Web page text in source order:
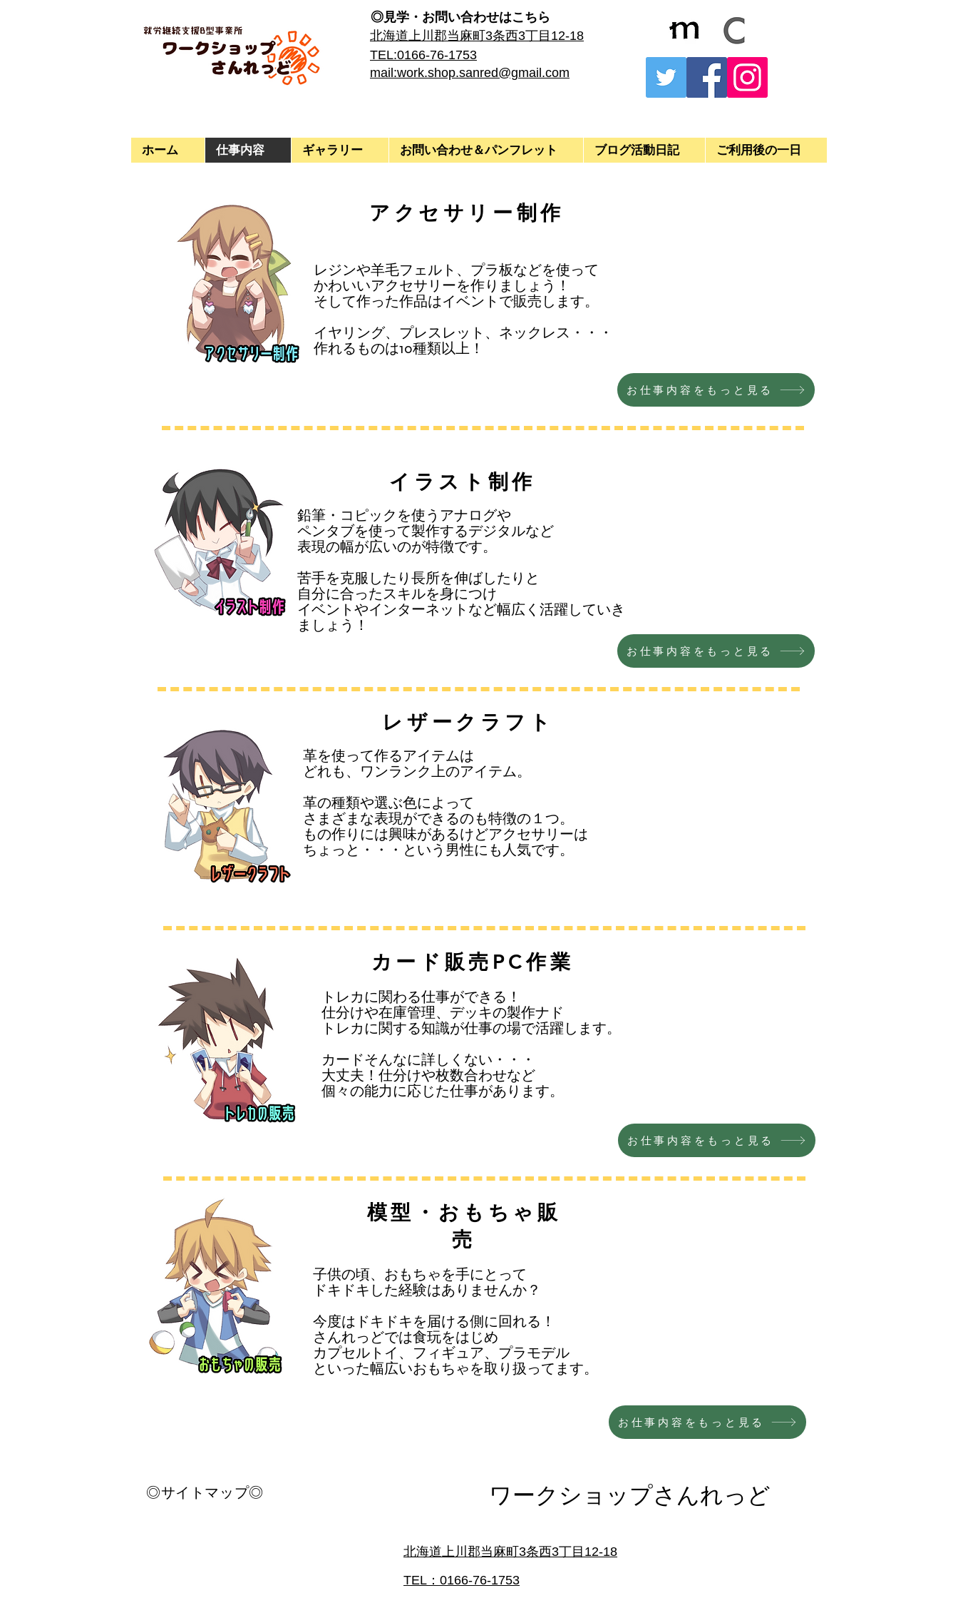
◎見学・​お問い合わせはこちら
​北海道上川郡当麻町3条西3丁目12-18
TEL:0166-76-1753
mail:work.shop.sanred@gmail.com
ホーム 仕事内容 ギャラリー お問い合わせ＆パンフレット ブログ活動日記 ご利用後の一日
​アクセサリー制作
レジンや羊毛フェルト、プラ板などを使って
かわいいアクセサリーを作りましょう！
そして作った作品はイベントで販売します。
イヤリング、プレスレット、ネックレス・・・
作れるものは10種類以上！
お仕事内容をもっと見る
​イラスト制作
鉛筆・コピックを使うアナログや
ペンタブを使って製作するデジタルなど
表現の幅が広いのが特徴です。
​苦手を克服したり長所を伸ばしたりと
自分に合ったスキルを身につけ
イベントやインターネットなど幅広く活躍していき
ましょう！
お仕事内容をもっと見る
​レザークラフト
革を使って作るアイテムは
どれも、 ワンランク上のアイテム。
革の種類や選ぶ色によって
さまざまな表現ができるのも特徴の１つ。
​もの作りには興味があるけどアクセサリーは
ちょっと・・・という男性にも人気です。
​カード販売PC作業
トレカに関わる仕事ができる！
仕分けや在庫管理、 デッキの製作ナド
​トレカに関する知識が仕事の場で活躍します。
カードそんなに詳しくない・・・
​大丈夫！仕分けや枚数合わせなど
個々の能力に応じた仕事があります。
お仕事内容をもっと見る
​模型・おもちゃ販
売
子供の頃、おもちゃを手にとって
ドキドキした経験はありませんか？
​今度はドキドキを届ける側に回れる！
さんれっどでは食玩をはじめ
カプセルトイ、フィギュア、プラモデル
といった幅広いおもちゃを取り扱ってます。
お仕事内容をもっと見る
​◎サイトマップ◎ ​ワークショップさんれっど
​北海道上川郡当麻町3条西3丁目12-18
TEL： 0166-76-1753